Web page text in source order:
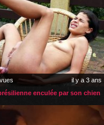
il y a 3 ans
enculée par son chien